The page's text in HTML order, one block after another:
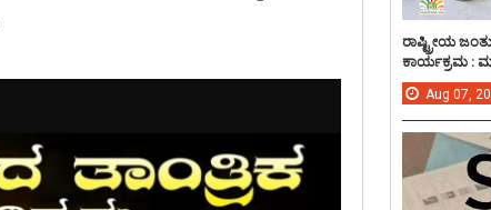
ರಾಷ್ಟ್ರೀಯ
ಕಾರ್ಯಕ್ರಮ :
Aug 07,